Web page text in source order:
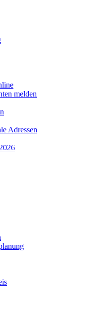
melden
Adressen